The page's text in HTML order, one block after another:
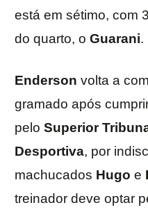
está em sétimo, com
do quarto, o Guarani.
Enderson volta a
gramado após
pelo Superior
Desportiva, por
machucados Hugo e
treinador deve optar